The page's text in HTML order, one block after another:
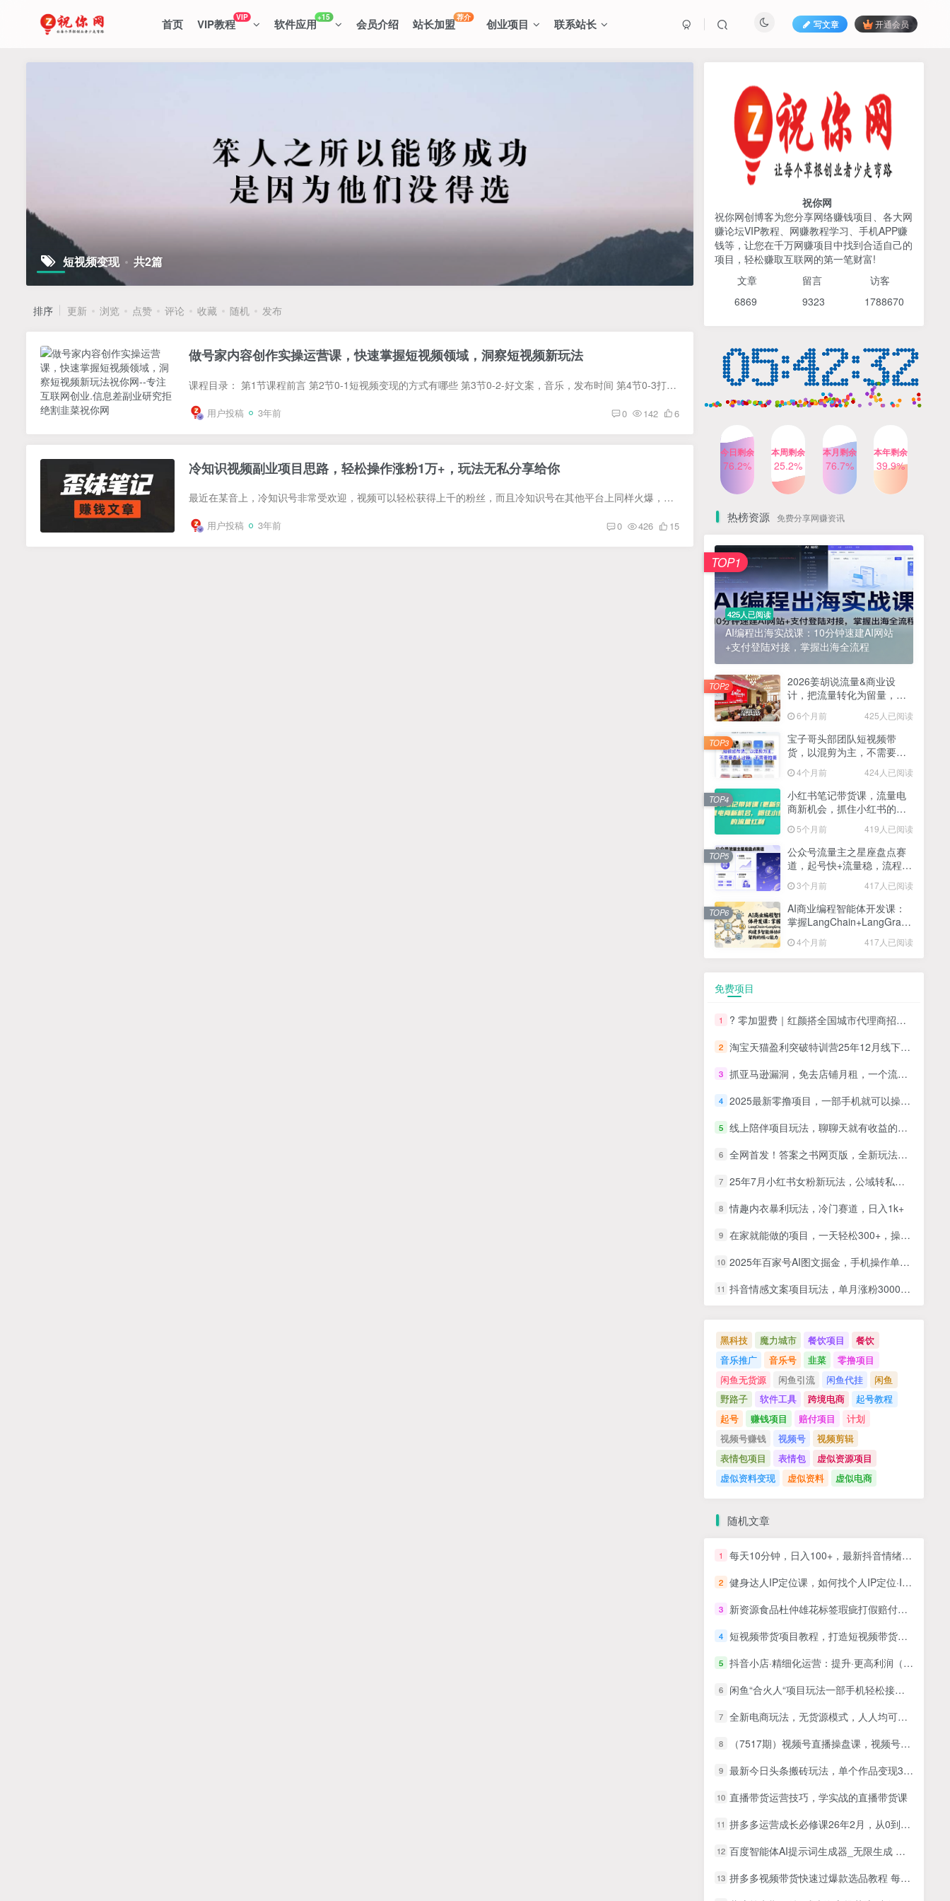
首页 VIP教程VIP 软件应用+15 会员介绍 站长加盟荐介 创业项目 联系站长 写文章 开通会员
短视频变现 共2篇
排序 更新 浏览 点赞 评论 收藏 随机 发布
做号家内容创作实操运营课，快速掌握短视频领域，洞察短视频新玩法
课程目录： 第1节课程前言 第2节0-1短视频变现的方式有哪些 第3节0-2-好文案，音乐，发布时间 第4节0-3打造爆款账号的四个步骤 第5节1-1算法一：以用户喜好为第一准则 第6节1-2算法二：不断变化...
用户投稿 3年前 0 142 6
冷知识视频副业项目思路，轻松操作涨粉1万+，玩法无私分享给你
最近在某音上，冷知识号非常受欢迎，视频可以轻松获得上千的粉丝，而且冷知识号在其他平台上同样火爆，还可以将同一个作品发布到不同平台上，比如小红薯、某手、视频号等等，从而挣取多个平台的...
用户投稿 3年前 0 426 15
425人已阅读
AI编程出海实战课：10分钟速建AI网站
+支付登陆对接，掌握出海全流程
TOP1
2026姜胡说流量&商业设
计，把流量转化为留量，设
计自己的商业模式
6个月前 425人已阅读
TOP2
货，以混剪为主，不需要真
小红书笔记带货课，流量电
商新机会，抓住小红书的流
量红利(更新26年2月)
5个月前 419人已阅读
TOP4
公众号流量主之星座盘点赛
TOP5
AI商业编程智能体开发课：
掌握LangChain+LangGraph
构建多智能体协同架构的核
4个月前 417人已阅读
TOP6
1 ? 零加盟费｜红颜搭全国城市代理商招募正式启动！
2 淘宝天猫盈利突破特训营25年12月线下课，系统性的深度剖析电商企业经营之道，打造电商标准化运营体系
3 抓亚马逊漏洞，免去店铺月租，一个流量大竞争小，让你有机会成大卖的赛道
2025最新零撸项目，一部手机就可以操作，20秒一单，零投入纯薅羊毛，无门槛，一天200+【揭秘】
5 线上陪伴项目玩法，聊聊天就有收益的项目，一个月收益5000+
6 全网首发！答案之书网页版，全新玩法，搭配文档和网页，日入1k+零门槛小白首选副业
7 25年7月小红书女粉新玩法，公域转私域变现，日轻松变现2张+，5分钟简单复制好上手
8 情趣内衣暴利玩法，冷门赛道，日入1k+
9 在家就能做的项目，一天轻松300+，操作简单上手快
10 2025年百家号AI图文掘金，手机操作单号月入4-5位数，低门槛【附指令+工具】
抖音情感文案项目玩法，单月涨粉3000+，新手小白也能做
祝你网
祝你网创博客为您分享网络赚钱项目、各大网
赚论坛VIP教程、网赚教程学习、手机APP赚
钱等，让您在千万网赚项目中找到合适自己的
项目，轻松赚取互联网的第一笔财富!
文章 留言 访客
6869 9323 1788670
今日剩余
76.2%
本周剩余
25.2%
本月剩余
76.7%
本年剩余
39.9%
热榜资源 免费分享网赚资讯
425人已阅读
AI编程出海实战课：10分钟速建AI网站
+支付登陆对接，掌握出海全流程
TOP1
2026姜胡说流量&商业设
计，把流量转化为留量，设
6个月前 425人已阅读
TOP2
宝子哥头部团队短视频带
货，以混剪为主，不需要真
26年3月】
4个月前 424人已阅读
TOP3
小红书笔记带货课，流量电
商新机会，抓住小红书的流
5个月前 419人已阅读
TOP4
公众号流量主之星座盘点赛
道，起号快+流量稳，流程简
3个月前 417人已阅读
TOP5
AI商业编程智能体开发课：
掌握LangChain+LangGraph
心能力
4个月前 417人已阅读
TOP6
免费项目
1 ? 零加盟费｜红颜搭全国城市代理商招募正式启动！
2 淘宝天猫盈利突破特训营25年12月线下课，系统性的深度剖析电商企业经营之道，打造电商标准化运营体系
3 抓亚马逊漏洞，免去店铺月租，一个流量大竞争小，让你有机会成大卖的赛道
4 2025最新零撸项目，一部手机就可以操作，20秒一单，零投入纯薅羊毛，无门槛，一天200+【揭秘】
5 线上陪伴项目玩法，聊聊天就有收益的项目，一个月收益5000+
6 全网首发！答案之书网页版，全新玩法，搭配文档和网页，日入1k+零门槛小白首选副业
7 25年7月小红书女粉新玩法，公域转私域变现，日轻松变现2张+，5分钟简单复制好上手
8 情趣内衣暴利玩法，冷门赛道，日入1k+
9 在家就能做的项目，一天轻松300+，操作简单上手快
10 2025年百家号AI图文掘金，手机操作单号月入4-5位数，低门槛【附指令+工具】
11 抖音情感文案项目玩法，单月涨粉3000+，新手小白也能做
黑科技 魔力城市 餐饮项目
餐饮
音乐推广
音乐号 韭菜
零撸项目
闲鱼无货源
闲鱼引流 闲鱼代挂
闲鱼
野路子
软件工具 跨境电商
起号教程
起号
赚钱项目 赔付项目
计划
视频号赚钱
视频号
视频剪辑
表情包项目
表情包
虚似资源项目
虚似资料变现
虚似资料 虚似电商
随机文章
1 每天10分钟，日入100+，最新抖音情绪文案视频变现一条龙（附6G素材及软件）
2 健身达人IP定位课，如何找个人IP定位·IP定位的黄金攻略·不同IP赛道的区别·账号分析与搭建
3 新资源食品杜仲雄花标签瑕疵打假赔付思路，光速下车，一单利润千+【详细玩法教程】【仅揭秘】
4 短视频带货项目教程，打造短视频带货第一队伍
5 抖音小店·精细化运营：提升·更高利润（39节课）
6 闲鱼“合火人“项目玩法一部手机轻松接单挣钱
7 全新电商玩法，无货源模式，人人均可做电商！日入1000+
8 （7517期）视频号直播操盘课，​视频号直播落地细节全流程（27节课）
9 最新今日头条搬砖玩法，单个作品变现300+，一分钟一条原创作品，流量爆炸【揭秘】
10 直播带货运营技巧，学实战的直播带货课
11 拼多多运营成长必修课26年2月，从0到1重构拼多多，从零起步必修课，乘风破浪多多路
12 百度智能体AI提示词生成器_无限生成 提示词调优 数据面板
13 拼多多视频带货快速过爆款选品教程 每天轻轻松松赚取三位数佣金 小白必…